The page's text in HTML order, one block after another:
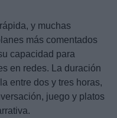
y muchas
más comentados
capacidad para
en redes. La duración
entre dos y tres horas,
juego y platos